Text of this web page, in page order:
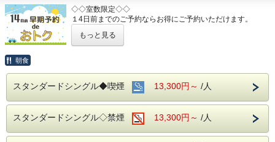
◇◇室数限定◇◇
１4日前までのご予約ならお得にご予約いただけます。
☆先のご予定がお決まりのお客様には断然オトク☆
会が多い場所を
当ホテルの客室は窓が開放出来る為、簡単に空気を入れ替
える事が可能です。
清掃時は常に換気をして新鮮な空気に入れ替えておりま
す。
もっと見る
朝食
スタンダードシングル◆喫煙 13,300円～ /人
スタンダードシングル◇禁煙 13,300円～ /人